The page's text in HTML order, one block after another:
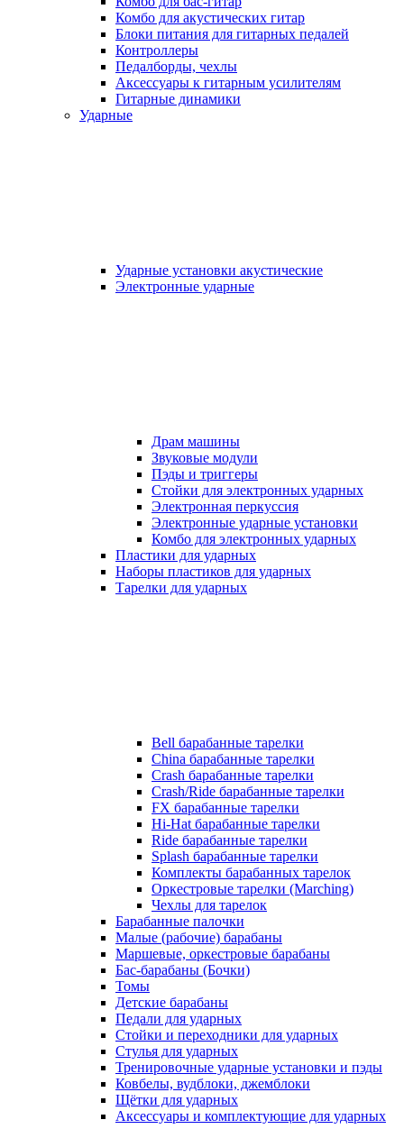
Комбо для акустических гитар
Блоки питания для гитарных педалей
Контроллеры
Педалборды, чехлы
Аксеcсуары к гитарным усилителям
Гитарные динамики
Ударные
Ударные установки акустические
Электронные ударные
Драм машины
Звуковые модули
Пэды и триггеры
Стойки для электронных ударных
Электронная перкуссия
Электронные ударные установки
Комбо для электронных ударных
Пластики для ударных
Наборы пластиков для ударных
Тарелки для ударных
Bell барабанные тарелки
China барабанные тарелки
Crash барабанные тарелки
Crash/Ride барабанные тарелки
FX барабанные тарелки
Hi-Hat барабанные тарелки
Ride барабанные тарелки
Splash барабанные тарелки
Комплекты барабанных тарелок
Оркестровые тарелки (Marching)
Чехлы для тарелок
Барабанные палочки
Малые (рабочие) барабаны
Маршевые, оркестровые барабаны
Бас-барабаны (Бочки)
Томы
Детские барабаны
Педали для ударных
Стойки и переходники для ударных
Стулья для ударных
Тренировочные ударные установки и пэды
Ковбелы, вудблоки, джемблоки
Щётки для ударных
Аксесcуары и комплектующие для ударных